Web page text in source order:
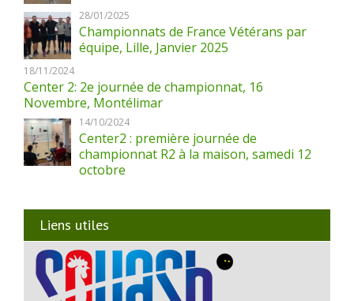
28/01/2025
Championnats de France Vétérans par
équipe, Lille, Janvier 2025
18/11/2024
Center 2: 2e journée de championnat, 16
Novembre, Montélimar
14/10/2024
Center2 : première journée de
championnat R2 à la maison, samedi 12
octobre
Liens utiles